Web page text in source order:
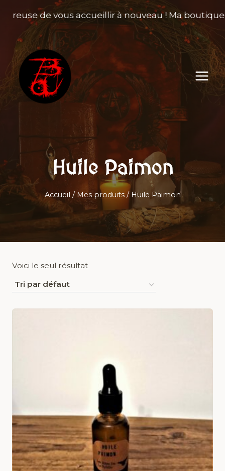
de vous accueillir à nouveau ! Ma
Huile Paimon
Accueil / Mes produits / Huile Paimon
Voici le seul résultat